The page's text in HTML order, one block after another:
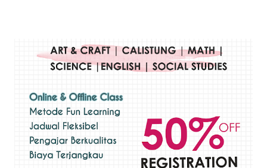
menggunakan bahan dasar cat air, cat akrilik, atau cat minyak dengan
sapuan warna cat yang tebal. Dengan memberikan sapuan warna
pelukis untuk menghasilkan lukisan yang mempesona dan tentunya
bernilai tinggi. Ciri teknik plakat Ciri-ciri teknik plakat, yaitu: Sapuan
warna yang kental dan tebal. Hasil lukisan menutupi seluruh bagian
medianya Mem...